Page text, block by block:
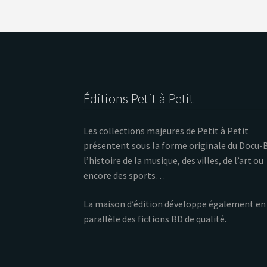
Éditions Petit à Petit
Les collections majeures de Petit à Petit
présentent sous la forme originale du Docu-
l’histoire de la musique, des villes, de l’art ou
encore des sports…
La maison d’édition développe également en
parallèle des fictions BD de qualité.